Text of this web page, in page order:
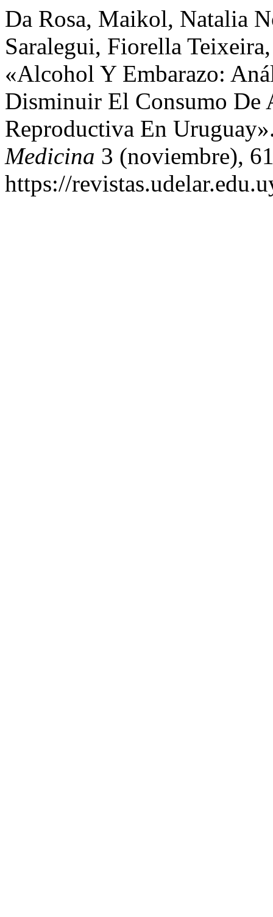
Da Rosa, Maikol, Natalia
Saralegui, Fiorella
«Alcohol Y Embarazo:
Disminuir El Consumo De
Reproductiva En
Medicina 3 (noviembre),
https://